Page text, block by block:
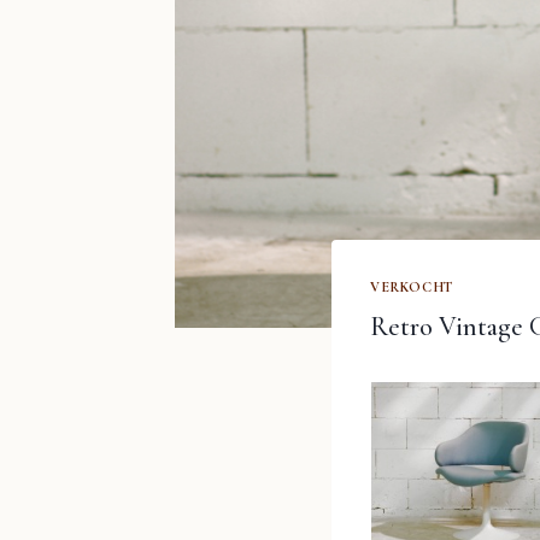
VERKOCHT
Retro Vintage